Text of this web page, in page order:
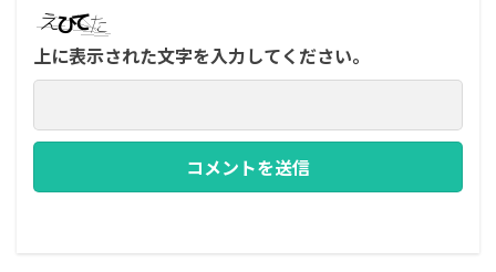
上に表示された文字を入力してください。